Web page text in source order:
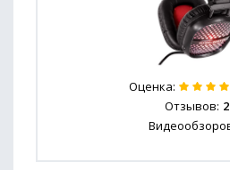
Оценка:
Отзывов: 2